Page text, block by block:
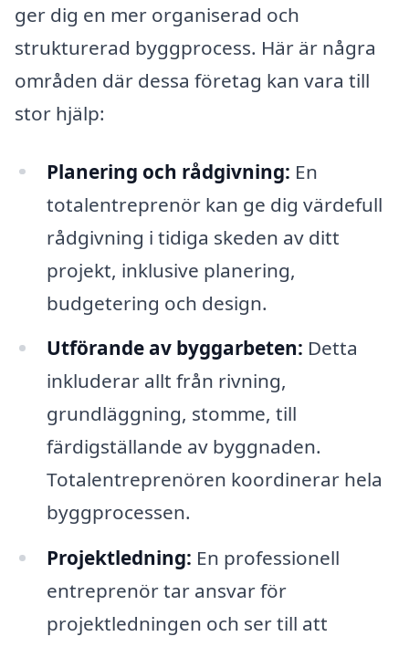
ger dig en mer organiserad och
strukturerad byggprocess. Här är några
områden där dessa företag kan vara till
stor hjälp:
Planering och rådgivning: En
totalentreprenör kan ge dig värdefull
rådgivning i tidiga skeden av ditt
projekt, inklusive planering,
budgetering och design.
Utförande av byggarbeten: Detta
inkluderar allt från rivning,
grundläggning, stomme, till
färdigställande av byggnaden.
Totalentreprenören koordinerar hela
byggprocessen.
Projektledning: En professionell
entreprenör tar ansvar för
projektledningen och ser till att